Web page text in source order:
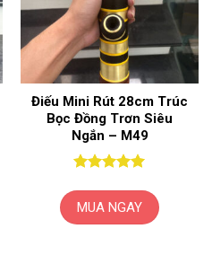
Các
tùy
chọn
có
thể
được
chọn
trên
trang
phẩm
Điếu Mini Rút 28cm Trúc
Bọc Đồng Trơn Siêu
Ngắn – M49
sao
MUA NGAY